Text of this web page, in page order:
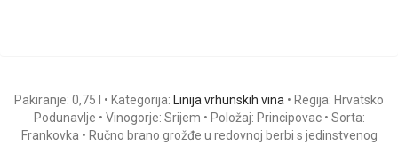
Pakiranje: 0,75 l • Kategorija: Linija vrhunskih vina • Regija: Hrvatsko
Podunavlje • Vinogorje: Srijem • Položaj: Principovac • Sorta:
Frankovka • Ručno brano grožđe u redovnoj berbi s jedinstvenog